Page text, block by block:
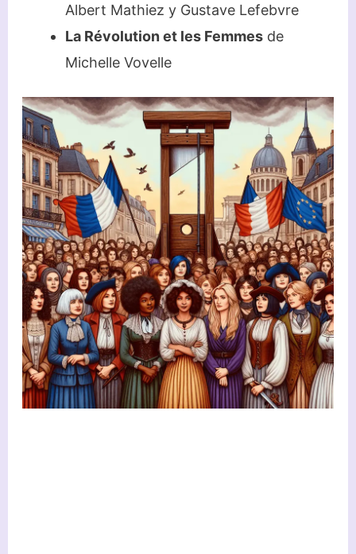
Albert Mathiez y Gustave Lefebvre
La Révolution et les Femmesde
Michelle Vovelle